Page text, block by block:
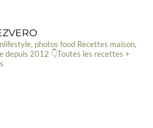
photos food Recettes maison,
depuis 2012 👇Toutes les recettes +